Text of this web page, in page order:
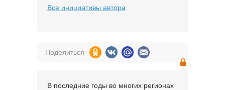
Все инициативы автора
Поделиться
В последние годы во многих регионах